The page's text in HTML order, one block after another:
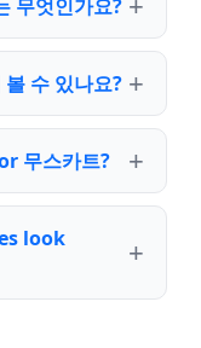
무엇인가요?
수 있나요?
무스카트?
look